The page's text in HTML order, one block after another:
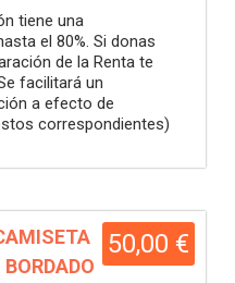
tiene una
el 80%. Si donas
de la Renta te
facilitará un
a efecto de
correspondientes)
50,00 €